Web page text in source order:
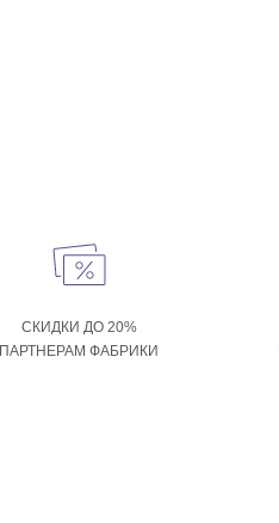
СКИДКИ ДО 20%
ПАРТНЕРАМ ФАБРИКИ